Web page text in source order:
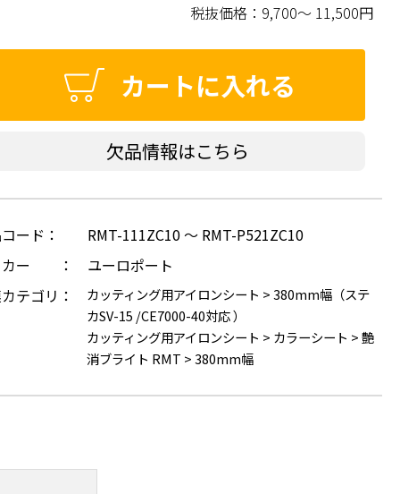
税抜価格： 9,700～ 11,500円
カートに入れる
欠品情報はこちら
ード：
RMT-111ZC10 ～ RMT-P521ZC10
カー ：
ユーロポート
テゴリ：
カッティング用アイロンシート >380mm幅（ステ
カSV-15 /CE7000-40対応 ）
カッティング用アイロンシート > カラーシート >艶
消ブライト RMT >380mm幅